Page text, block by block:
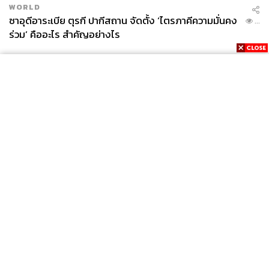
WORLD
ซาอุดีอาระเบีย ตุรกี ปากีสถาน จัดตั้ง ‘ไตรภาคีความมั่นคง
ร่วม’ คืออะไร สำคัญอย่างไร
...